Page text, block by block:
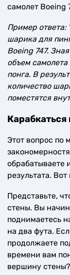
самолет Boeing
Пример ответа:
шарика для
Boeing 747.
объем
понга. В
количество
поместятся
Карабкаться
Этот вопрос по
обрабатываете
результата. Вот
Представьте,
стены. Вы
поднимаетесь
на два фута.
продолжаете
времени вам
вершину стены?